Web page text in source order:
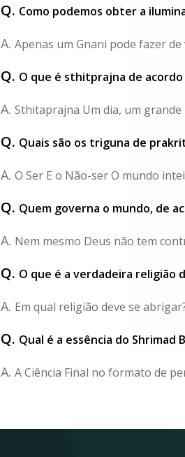
Q. Como podemos obter a
A. Apenas um Gnani pode fazer
Q. O que é sthitprajna de
A. Sthitaprajna Um dia, um
Q. Quais são os triguna de
A. O Ser E o Não-ser O mundo
Q. Quem governa o mundo, de
A. Nem mesmo Deus não tem
Q. O que é a verdadeira religião
A. Em qual religião deve se
Q. Qual é a essência do Shrimad
A. A Ciência Final no formato de